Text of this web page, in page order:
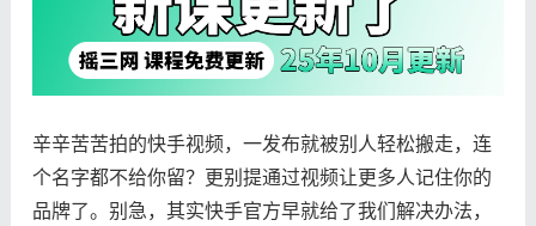
辛辛苦苦拍的快手视频，一发布就被别人轻松搬走，连
个名字都不给你留？更别提通过视频让更多人记住你的
品牌了。别急，其实快手官方早就给了我们解决办法，